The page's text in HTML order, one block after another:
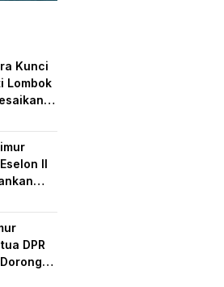
Kunci
Lombok
II
dan
DPR